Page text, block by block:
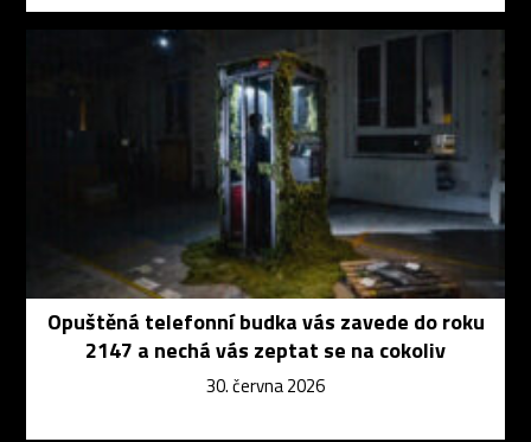
Opuštěná telefonní budka vás zavede do roku
2147 a nechá vás zeptat se na cokoliv
30. června 2026